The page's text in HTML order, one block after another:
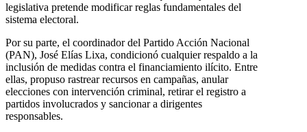
legislativa pretende modificar reglas fundamentales del
sistema electoral.
Por su parte, el coordinador del Partido Acción Nacional
(PAN), José Elías Lixa, condicionó cualquier respaldo a la
inclusión de medidas contra el financiamiento ilícito. Entre
ellas, propuso rastrear recursos en campañas, anular
elecciones con intervención criminal, retirar el registro a
partidos involucrados y sancionar a dirigentes
responsables.